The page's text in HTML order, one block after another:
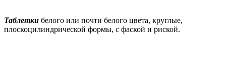
Таблетки белого или почти белого цвета, круглые,
плоскоцилиндрической формы, с фаской и риской.